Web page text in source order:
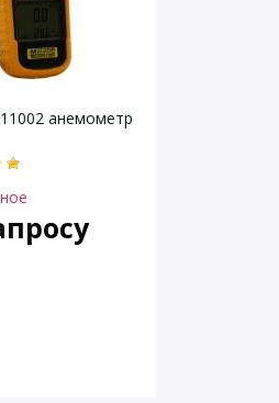
анемометр